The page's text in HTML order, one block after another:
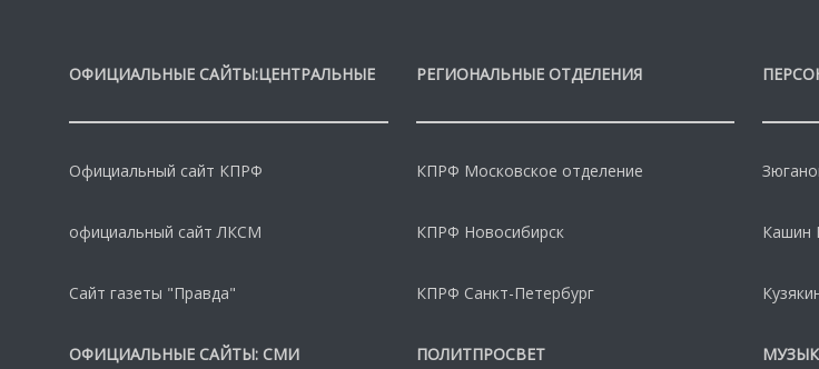
ОФИЦИАЛЬНЫЕ САЙТЫ:ЦЕНТРАЛЬНЫЕ
Официальный сайт КПРФ
официальный сайт ЛКСМ
Сайт газеты "Правда"
ОФИЦИАЛЬНЫЕ САЙТЫ: СМИ
РЕГИОНАЛЬНЫЕ ОТДЕЛЕНИЯ
КПРФ Московское отделение
КПРФ Новосибирск
КПРФ Санкт-Петербург
ПОЛИТПРОСВЕТ
Кашин